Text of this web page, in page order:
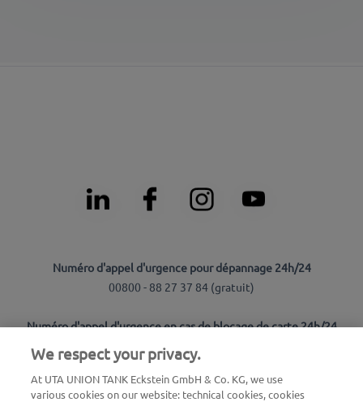
Numéro d'appel d'urgence pour dépannage 24h/24
00800 - 88 27 37 84 (gratuit)
Numéro d'appel d'urgence en cas de blocage de carte 24h/24
00800 88 226 226 (
ou
+49 6027 509-666
We respect your privacy.
At UTA UNION TANK Eckstein GmbH & Co. KG, we use
various cookies on our website: technical cookies, cookies